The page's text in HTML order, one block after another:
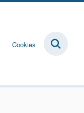
Cookies